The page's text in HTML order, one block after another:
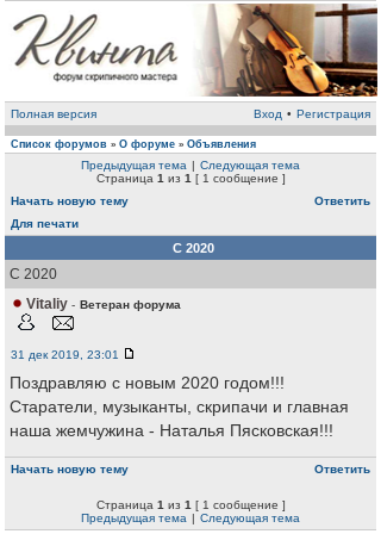
Полная версия Вход • Регистрация
Список форумов » О форуме » Объявления
Предыдущая тема | Следующая тема
Страница 1 из 1 [ 1 сообщение ]
Начать новую тему
Ответить
Для печати
C 2020
C 2020
Vitaliy - Ветеран форума
31 дек 2019, 23:01
Поздравляю с новым 2020 годом!!!
Старатели, музыканты, скрипачи и главная
наша жемчужина - Наталья Пясковская!!!
Начать новую тему Ответить
Страница 1 из 1 [ 1 сообщение ]
Предыдущая тема | Следующая тема